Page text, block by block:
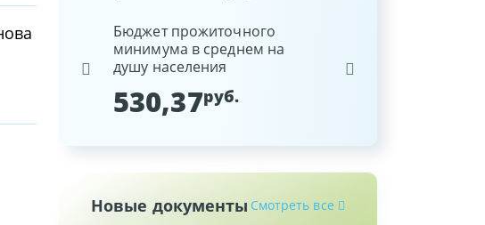
величина
Бюджет прожиточного
минимума в среднем на
душу населения
530,37руб.
Республики Беларусь
Новые документы Смотреть все